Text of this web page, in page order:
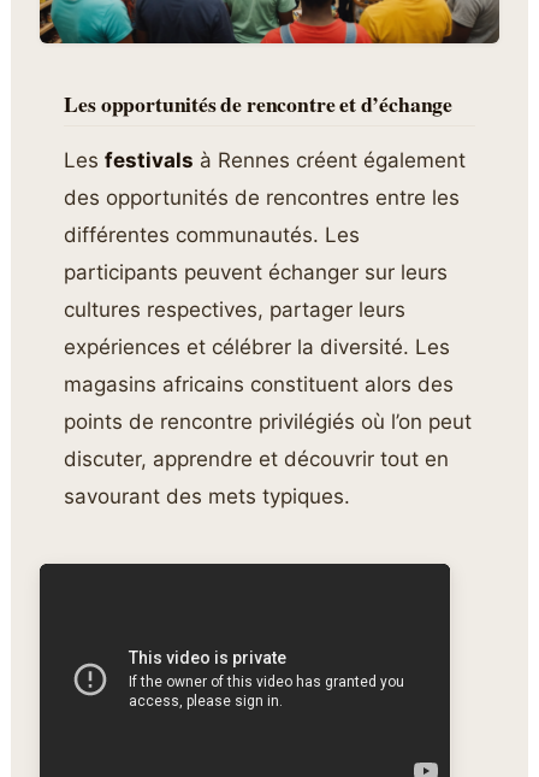
Les opportunités de rencontre et d’échange
Lesfestivals à Rennes créent également
des opportunités de rencontres entre les
différentes communautés. Les
participants peuvent échanger sur leurs
cultures respectives, partager leurs
expériences et célébrer la diversité. Les
magasins africains constituent alors des
points de rencontre privilégiés où l’on peut
discuter, apprendre et découvrir tout en
savourant des mets typiques.